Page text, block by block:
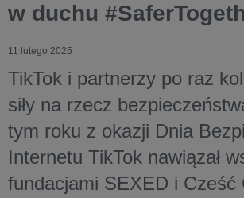
w duchu
11 lutego 2025
TikTok i partnerzy po raz
siły na rzecz
tym roku z okazji Dnia
Internetu TikTok nawiązał
fundacjami SEXED i Cześć